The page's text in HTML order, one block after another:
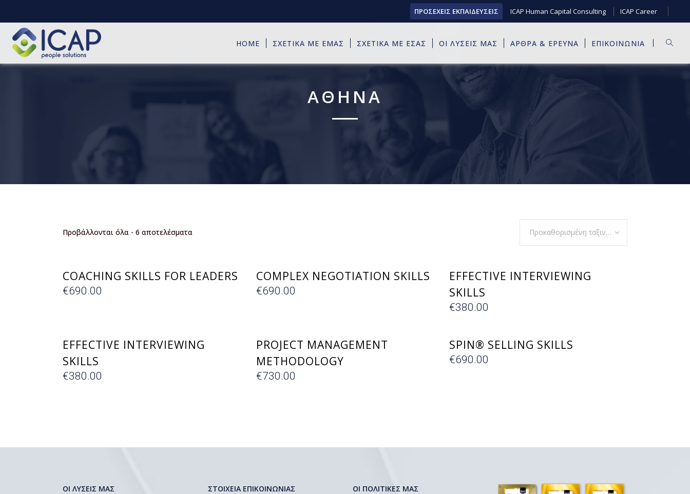
ΠΡΟΣΕΧΕΙΣ ΕΚΠΑΙΔΕΥΣΕΙΣ ICAP Human Capital Consulting ICAP Career
HOME ΣΧΕΤΙΚΑ ΜΕ ΕΜΑΣ ΣΧΕΤΙΚΑ ΜΕ ΕΣΑΣ ΟΙ ΛΥΣΕΙΣ ΜΑΣ ΑΡΘΡΑ & ΕΡΕΥΝΑ ΕΠΙΚΟΙΝΩΝΙΑ
ΑΘΗΝΑ
Προβάλλονται όλα - 6 αποτελέσματα Προκαθορισμένη ταξινόμηση
COACHING SKILLS FOR LEADERS
€690.00
COMPLEX NEGOTIATION SKILLS
€690.00
EFFECTIVE INTERVIEWING
SKILLS
€380.00
EFFECTIVE INTERVIEWING
SKILLS
€380.00
PROJECT MANAGEMENT
METHODOLOGY
€730.00
SPIN® SELLING SKILLS
€690.00
ΟΙ ΛΥΣΕΙΣ ΜΑΣ ΣΤΟΙΧΕΙΑ ΕΠΙΚΟΙΝΩΝΙΑΣ ΟΙ ΠΟΛΙΤΙΚΕΣ ΜΑΣ